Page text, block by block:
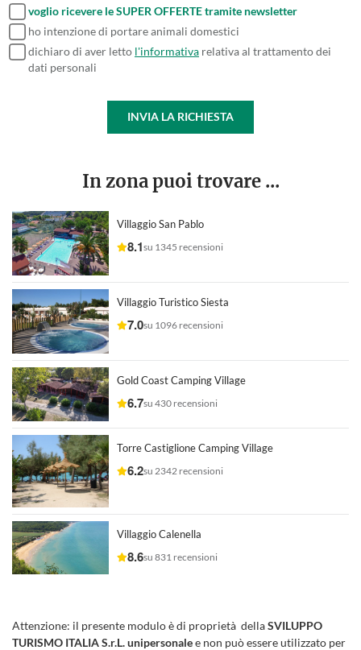
voglio ricevere le SUPER OFFERTE tramite newsletter
ho intenzione di portare animali domestici
dichiaro di aver letto l'informativa relativa al trattamento dei
dati personali
INVIA LA RICHIESTA
In zona puoi trovare ...
Villaggio San Pablo
8.1su 1345 recensioni
Villaggio Turistico Siesta
7.0su 1096 recensioni
Gold Coast Camping Village
6.7su 430 recensioni
Torre Castiglione Camping Village
6.2su 2342 recensioni
Villaggio Calenella
8.6su 831 recensioni
Attenzione: il presente modulo è di proprietà dellaSVILUPPO
TURISMO ITALIA S.r.L. unipersonalee non può essere utilizzato per